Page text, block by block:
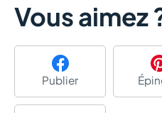
В Cat казино есть
российских игроков,
впечатляющих
Алексей из Москвы. Он
и с каждым разом улучшает
своему таланту и умению
Vous aimez
Publier